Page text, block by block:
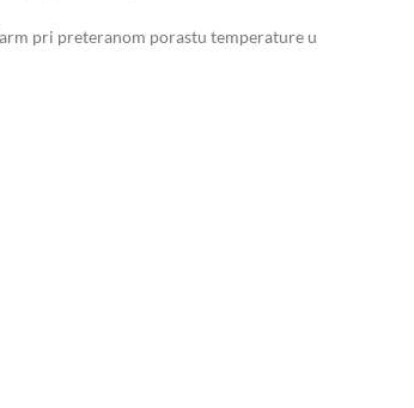
pri preteranom porastu temperature u